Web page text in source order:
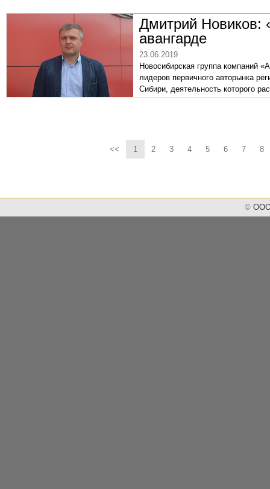
Утилизация/Трейд-ин,
рублей.
Дмитрий Новиков:
авангарде
23.06.2019
Новосибирская группа компаний
лидеров первичного авторынка
Сибири, деятельность которого
авторынка – от люксового до
<<
1 2 3 4 5 6 7 8
© ООО